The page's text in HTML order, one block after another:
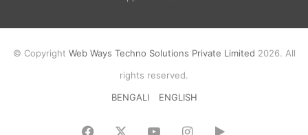
© Copyright Web Ways Techno Solutions Private Limited 2026. All
rights reserved.
BENGALI
ENGLISH
Facebook YouTubeInstagram